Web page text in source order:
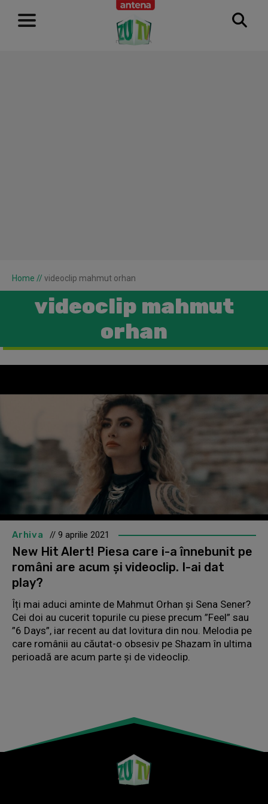
RECLAMĂ
Home // videoclip mahmut orhan
videoclip mahmut
orhan
Arhiva // 9 aprilie 2021
New Hit Alert! Piesa care i-a înnebunit pe
români are acum și videoclip. I-ai dat
play?
Îți mai aduci aminte de Mahmut Orhan și Sena Sener?
Cei doi au cucerit topurile cu piese precum ”Feel” sau
”6 Days”, iar recent au dat lovitura din nou. Melodia pe
care românii au căutat-o obsesiv pe Shazam în ultima
perioadă are acum parte și de videoclip.